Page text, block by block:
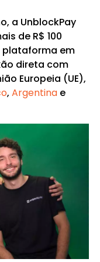
a UnblockPay
de R$ 100
plataforma em
direta com
Europeia (UE),
, Argentinae